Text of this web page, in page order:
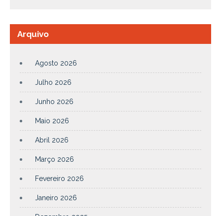
Arquivo
Agosto 2026
Julho 2026
Junho 2026
Maio 2026
Abril 2026
Março 2026
Fevereiro 2026
Janeiro 2026